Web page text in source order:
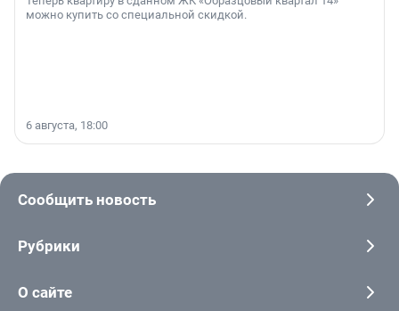
можно купить со специальной скидкой.
6 августа, 18:00
Сообщить новость
Рубрики
О сайте